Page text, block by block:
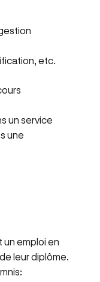
etc.
un service
une
un emploi en
leur diplôme.